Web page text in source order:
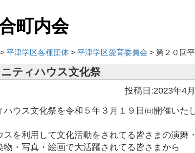
町内会
> 平津学区各種団体 > 平津学区愛育委員会 > 第２０回
ティハウス文化祭
投稿日:2023年4
ウス文化祭を令和５年３月１９日㈰開催いた
を利用して文化活動をされてる皆さまの演舞・
・写真・絵画で大活躍されてる皆さまから